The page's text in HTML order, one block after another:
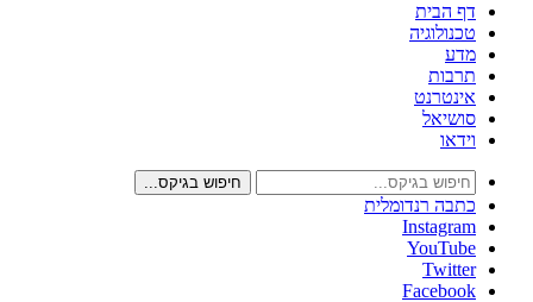
דף הבית
טכנולוגיה
מדע
תרבות
אינטרנט
סושיאל
וידאו
חיפוש בגיקס...
כתבה רנדומלית
Instagram
YouTube
Twitter
Facebook